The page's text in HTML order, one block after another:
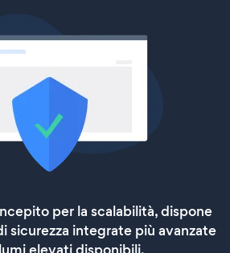
per la scalabilità, dispone
sicurezza integrate più avanzate